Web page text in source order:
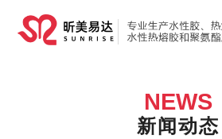
NEWS
新闻动态